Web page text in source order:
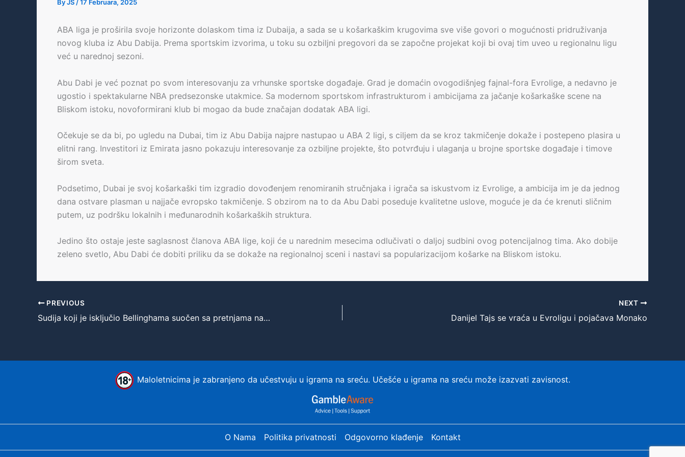
ByJS /17 Februara, 2025
ABA liga je proširila svoje horizonte dolaskom tima iz Dubaija, a sada se u košarkaškim krugovima sve više govori o mogućnosti pridruživanja
novog kluba iz Abu Dabija. Prema sportskim izvorima, u toku su ozbiljni pregovori da se započne projekat koji bi ovaj tim uveo u regionalnu ligu
već u narednoj sezoni.
Abu Dabi je već poznat po svom interesovanju za vrhunske sportske događaje. Grad je domaćin ovogodišnjeg fajnal-fora Evrolige, a nedavno je
ugostio i spektakularne NBA predsezonske utakmice. Sa modernom sportskom infrastrukturom i ambicijama za jačanje košarkaške scene na
Bliskom istoku, novoformirani klub bi mogao da bude značajan dodatak ABA ligi.
Očekuje se da bi, po ugledu na Dubai, tim iz Abu Dabija najpre nastupao u ABA 2 ligi, s ciljem da se kroz takmičenje dokaže i postepeno plasira u
elitni rang. Investitori iz Emirata jasno pokazuju interesovanje za ozbiljne projekte, što potvrđuju i ulaganja u brojne sportske događaje i timove
širom sveta.
Podsetimo, Dubai je svoj košarkaški tim izgradio dovođenjem renomiranih stručnjaka i igrača sa iskustvom iz Evrolige, a ambicija im je da jednog
dana ostvare plasman u najjače evropsko takmičenje. S obzirom na to da Abu Dabi poseduje kvalitetne uslove, moguće je da će krenuti sličnim
putem, uz podršku lokalnih i međunarodnih košarkaških struktura.
Jedino što ostaje jeste saglasnost članova ABA lige, koji će u narednim mesecima odlučivati o daljoj sudbini ovog potencijalnog tima. Ako dobije
zeleno svetlo, Abu Dabi će dobiti priliku da se dokaže na regionalnoj sceni i nastavi sa popularizacijom košarke na Bliskom istoku.
PREVIOUS
Sudija koji je isključio Bellinghama suočen sa pretnjama na društvenim mrežama
NEXT
Danijel Tajs se vraća u Evroligu i pojačava Monako
Maloletnicima je zabranjeno da učestvuju u igrama na sreću. Učešće u igrama na sreću može izazvati zavisnost.
O Nama Politika privatnosti Odgovorno klađenje Kontakt